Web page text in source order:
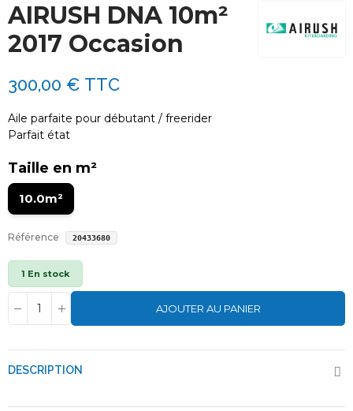
AIRUSH DNA 10m²
2017 Occasion
300,00 € TTC
Aile parfaite pour débutant / freerider
Parfait état
Taille en m²
10.0m²
Référence 20433680
1 En stock
AJOUTER AU PANIER
DESCRIPTION